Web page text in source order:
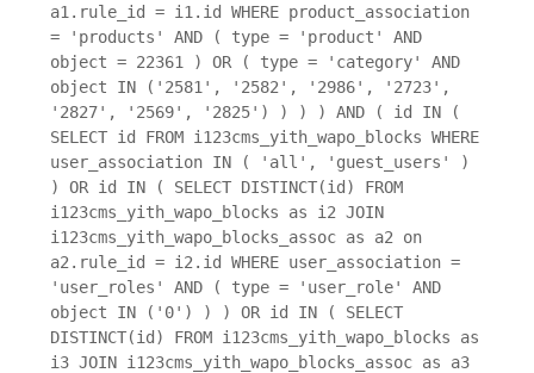
a1.rule_id = i1.id WHERE product_association
= 'products' AND ( type = 'product' AND
object = 22361 ) OR ( type = 'category' AND
object IN ('2581', '2582', '2986', '2723',
'2827', '2569', '2825') ) ) ) AND ( id IN (
SELECT id FROM i123cms_yith_wapo_blocks WHERE
user_association IN ( 'all', 'guest_users' )
) OR id IN ( SELECT DISTINCT(id) FROM
i123cms_yith_wapo_blocks as i2 JOIN
i123cms_yith_wapo_blocks_assoc as a2 on
a2.rule_id = i2.id WHERE user_association =
'user_roles' AND ( type = 'user_role' AND
object IN ('0') ) ) OR id IN ( SELECT
DISTINCT(id) FROM i123cms_yith_wapo_blocks as
i3 JOIN i123cms_yith_wapo_blocks_assoc as a3